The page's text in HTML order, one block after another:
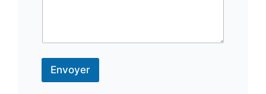
Envoyer